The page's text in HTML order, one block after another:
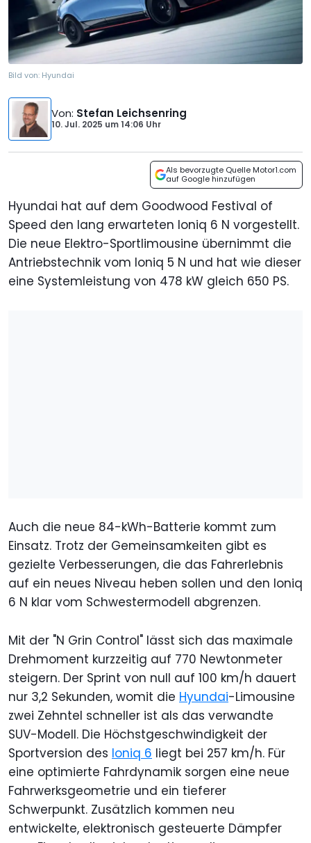
Bild von: Hyundai
Von: Stefan Leichsenring
10. Jul. 2025 um14:06 Uhr
Als bevorzugte Quelle Motor1.com
auf Google hinzufügen
Hyundai hat auf dem Goodwood Festival of
Speed den lang erwarteten Ioniq 6 N vorgestellt.
Die neue Elektro-Sportlimousine übernimmt die
Antriebstechnik vom Ioniq 5 N und hat wie dieser
eine Systemleistung von 478 kW gleich 650 PS.
Auch die neue 84-kWh-Batterie kommt zum
Einsatz. Trotz der Gemeinsamkeiten gibt es
gezielte Verbesserungen, die das Fahrerlebnis
auf ein neues Niveau heben sollen und den Ioniq
6 N klar vom Schwestermodell abgrenzen.
Mit der "N Grin Control" lässt sich das maximale
Drehmoment kurzzeitig auf 770 Newtonmeter
steigern. Der Sprint von null auf 100 km/h dauert
nur 3,2 Sekunden, womit die Hyundai-Limousine
zwei Zehntel schneller ist als das verwandte
SUV-Modell. Die Höchstgeschwindigkeit der
Sportversion des Ioniq 6 liegt bei 257 km/h. Für
eine optimierte Fahrdynamik sorgen eine neue
Fahrwerksgeometrie und ein tieferer
Schwerpunkt. Zusätzlich kommen neu
entwickelte, elektronisch gesteuerte Dämpfer